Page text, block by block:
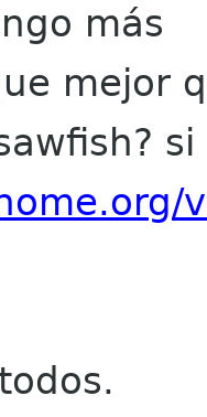
más
mejor